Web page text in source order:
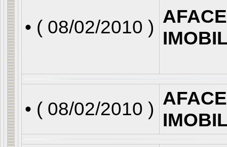
• ( 08/02/2010 )
• ( 08/02/2010 )